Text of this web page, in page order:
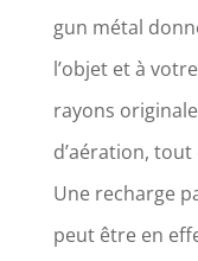
gun métal
l’objet et à
rayons
d’aération,
Une recharge
peut être en